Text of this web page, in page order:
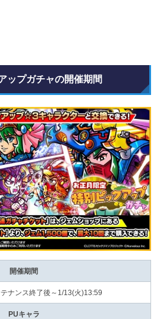
ップガチャの開催期間
開催期間
ナンス終了後～1/13(火)13:59
PUキャラ